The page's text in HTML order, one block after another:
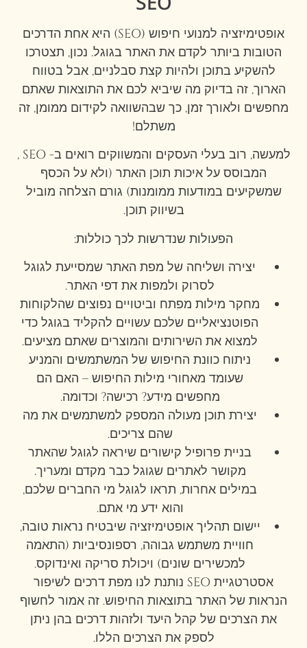
אופטימיזציה למנועי חיפוש (SEO) היא אחת הדרכים
הטובות ביותר לקדם את האתר בגוגל. נכון, תצטרכו
להשקיע בתוכן ולהיות קצת סבלניים, אבל בטווח
הארוך, זה בדיוק מה שיביא לכם את התוצאות שאתם
מחפשים ולאורך זמן, כך שבהשוואה לקידום ממומן, זה
משתלם!
למעשה, רוב בעלי העסקים והמשווקים רואים ב- SEO ,
המבוסס על איכות תוכן האתר (ולא על הכסף
שמשקיעים במודעות ממומנות) גורם הצלחה מוביל
בשיווק תוכן.
הפעולות שנדרשות לכך כוללות:
יצירה ושליחה של מפת האתר שמסייעת לגוגל
לסרוק ולמפות את דפי האתר.
מחקר מילות מפתח וביטויים נפוצים שהלקוחות
הפוטנציאליים שלכם עשויים להקליד בגוגל כדי
למצוא את השירותים והמוצרים שאתם מציעים.
ניתוח כוונת החיפוש של המשתמשים והמניע
שעומד מאחורי מילות החיפוש – האם הם
מחפשים מידע? רכישה? וכדומה.
יצירת תוכן מעולה המספק למשתמשים את מה
שהם צריכים.
בניית פרופיל קישורים שיראה לגוגל שהאתר
מקושר לאתרים שגוגל כבר מקדם ומעריך.
במילים אחרות, תראו לגוגל מי החברים שלכם,
והוא ידע מי אתם.
יישום תהליך אופטימיזציה שיבטיח נראות טובה,
חוויית משתמש גבוהה, רספונסיביות (התאמה
למכשירים שונים) ויכולת סריקה ואינדוקס.
אסטרטגיית SEO נותנת לנו מפת דרכים לשיפור
הנראות של האתר בתוצאות החיפוש. זה אמור לחשוף
את הצרכים של קהל היעד ולזהות דרכים בהן ניתן
לספק את הצרכים הללו.